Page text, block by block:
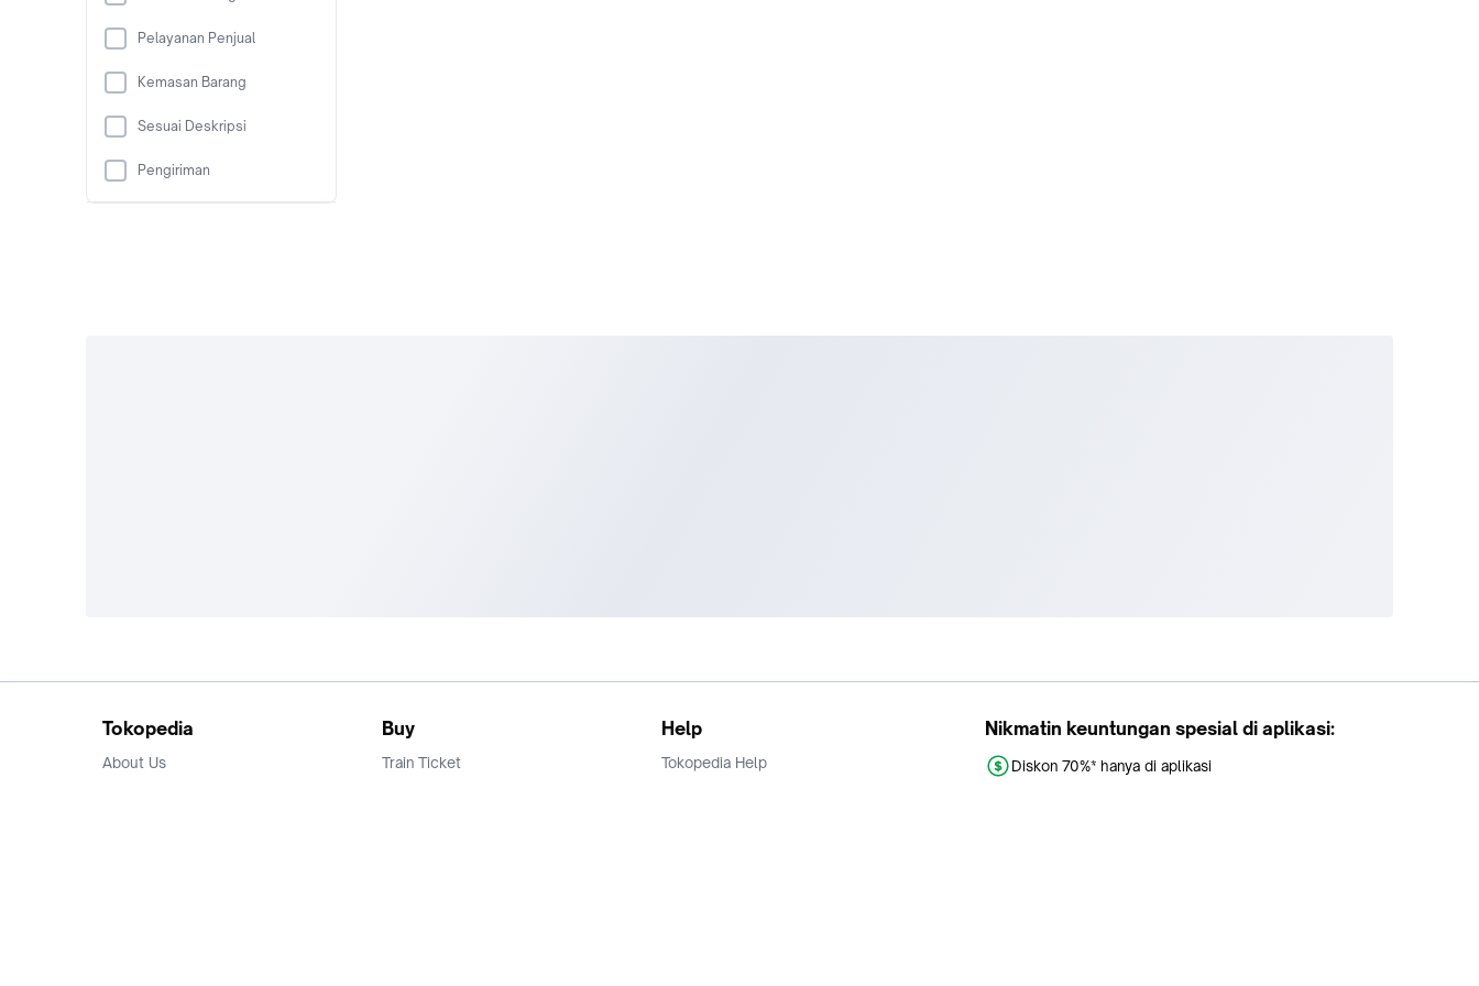
Pelayanan Penjual
Kemasan Barang
Sesuai Deskripsi
Pengiriman
Tokopedia
About Us
Buy
Train Ticket
Help
Tokopedia Help
Nikmatin keuntungan spesial di aplikasi:
Diskon 70%* hanya di aplikasi